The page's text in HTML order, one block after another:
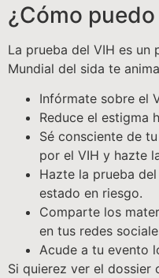
¿Cómo
La prueba del VIH es un
Mundial del sida te
Infórmate sobre el
Reduce el estigma
Sé consciente de
por el VIH y hazte
Hazte la prueba
estado en riesgo.
Comparte los
en tus redes
Acude a tu evento
Si quierez ver el dossier